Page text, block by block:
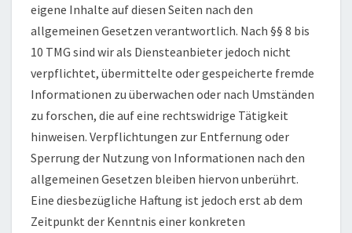
eigene Inhalte auf diesen Seiten nach den
allgemeinen Gesetzen verantwortlich. Nach §§ 8 bis
10 TMG sind wir als Diensteanbieter jedoch nicht
verpflichtet, übermittelte oder gespeicherte fremde
Informationen zu überwachen oder nach Umständen
zu forschen, die auf eine rechtswidrige Tätigkeit
hinweisen. Verpflichtungen zur Entfernung oder
Sperrung der Nutzung von Informationen nach den
allgemeinen Gesetzen bleiben hiervon unberührt.
Eine diesbezügliche Haftung ist jedoch erst ab dem
Zeitpunkt der Kenntnis einer konkreten